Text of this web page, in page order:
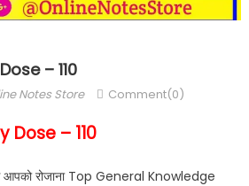
– 110
Notes Store Comment(0)
Dose – 110
आपको रोजाना Top General Knowledge